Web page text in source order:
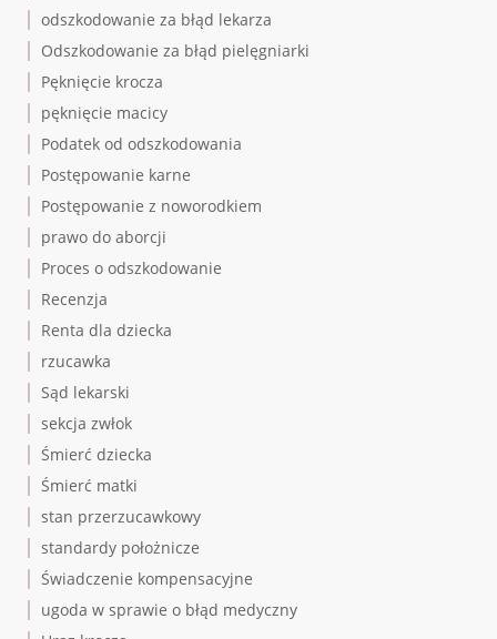
odszkodowanie za błąd lekarza
Odszkodowanie za błąd pielęgniarki
Pęknięcie krocza
pęknięcie macicy
Podatek od odszkodowania
Postępowanie karne
Postępowanie z noworodkiem
prawo do aborcji
Proces o odszkodowanie
Recenzja
Renta dla dziecka
rzucawka
Sąd lekarski
sekcja zwłok
Śmierć dziecka
Śmierć matki
stan przerzucawkowy
standardy położnicze
Świadczenie kompensacyjne
ugoda w sprawie o błąd medyczny